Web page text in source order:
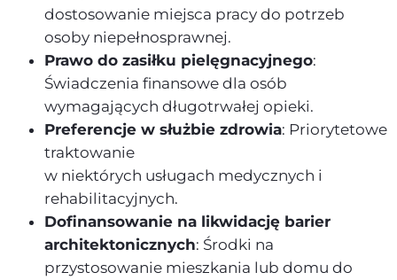
dostosowanie miejsca pracy do potrzeb
osoby niepełnosprawnej.
Prawo do zasiłku pielęgnacyjnego:
Świadczenia finansowe dla osób
wymagających długotrwałej opieki.
Preferencje w służbie zdrowia: Priorytetowe
traktowanie
w niektórych usługach medycznych i
rehabilitacyjnych.
Dofinansowanie na likwidację barier
architektonicznych: Środki na
przystosowanie mieszkania lub domu do